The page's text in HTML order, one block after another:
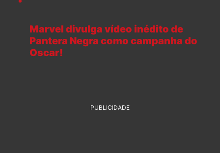
Marvel divulga vídeo inédito de
Pantera Negra como campanha do
Oscar!
PUBLICIDADE